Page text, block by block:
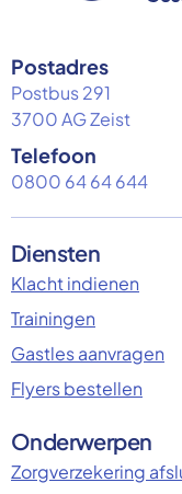
Postadres
Postbus 291
3700 AG Zeist
Telefoon
0800 64 64 644
Diensten
Klacht indienen
Trainingen
Gastles aanvragen
Flyers bestellen
Onderwerpen
Zorgverzekering